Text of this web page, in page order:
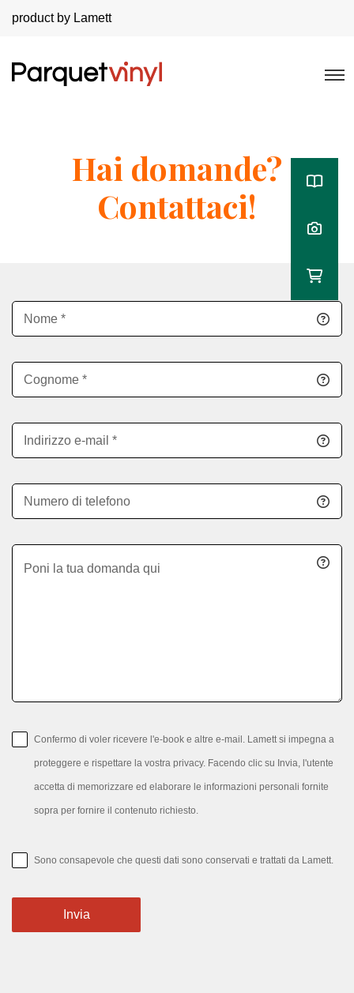
product by Lamett
Hai domande?
Contattaci!
Nome
Cognome
Indirizzo e-mail
Numero di telefono
Poni la tua domanda qui
Confermo di voler ricevere l'e-book e altre e-mail. Lamett si impegna a
proteggere e rispettare la vostra privacy. Facendo clic su Invia, l'utente
accetta di memorizzare ed elaborare le informazioni personali fornite
sopra per fornire il contenuto richiesto.
Sono consapevole che questi dati sono conservati e trattati da Lamett.
Invia